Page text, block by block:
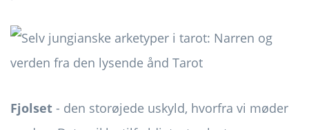
Fjolset - den storøjede uskyld, hvorfra vi møder